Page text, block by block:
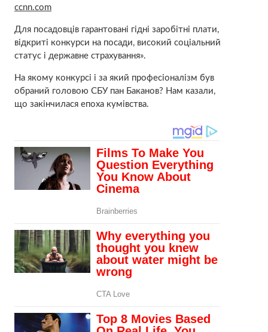
ccnn.com
Для посадовців гарантовані гідні заробітні плати,
відкриті конкурси на посади, високий соціальний
статус і державне страхування».
На якому конкурсі і за який професіоналізм був
обраний головою СБУ пан Баканов? Нам казали,
що закінчилася епоха кумівства.